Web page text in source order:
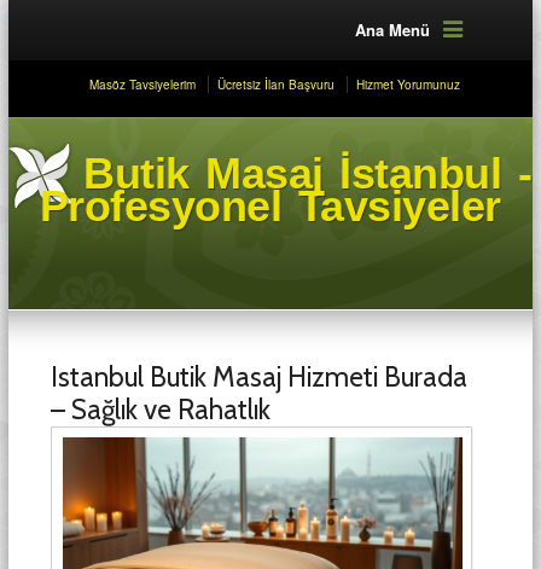
Ana Menü
Masöz Tavsiyelerim Ücretsiz İlan Başvuru Hizmet Yorumunuz
Butik Masaj İstanbul -
Profesyonel Tavsiyeler
Istanbul Butik Masaj Hizmeti Burada
– Sağlık ve Rahatlık